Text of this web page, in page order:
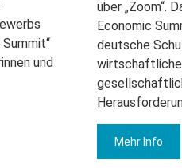
Summit“
und
über „Zoom“.
Economic
deutsche
Mehr Info